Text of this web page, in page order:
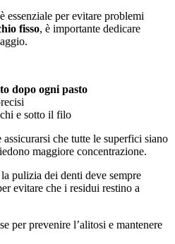
essenziale per evitare problemi
fisso, è importante dedicare
dopo ogni pasto
e sotto il filo
che tutte le superfici siano
maggiore concentrazione.
pulizia dei denti deve sempre
evitare che i residui restino a
per prevenire l’alitosi e mantenere